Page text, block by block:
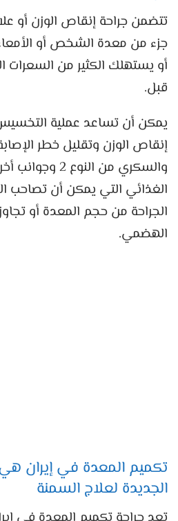
تتضمن جراحة إنقاص الوزن أو
جزء من معدة الشخص أو
أو يستهلك الكثير من السعرات
قبل.
يمكن أن تساعد عملية
إنقاص الوزن وتقليل خطر
والسكري من
الغذائي التي يمكن أن تصاحب
الجراحة من حجم المعدة أو
الهضمي.
تكميم المعدة في إيران
الجديدة لعلاج السمنة